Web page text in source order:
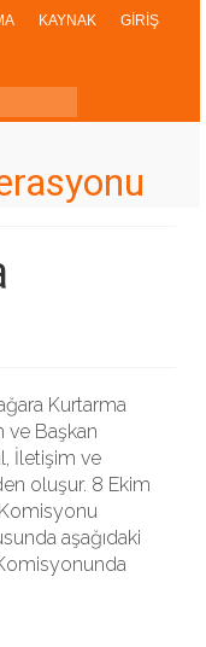
KAYNAK GİRİŞ
Kurtarma
ve Başkan
İletişim ve
oluşur. 8 Ekim
aşağıdaki